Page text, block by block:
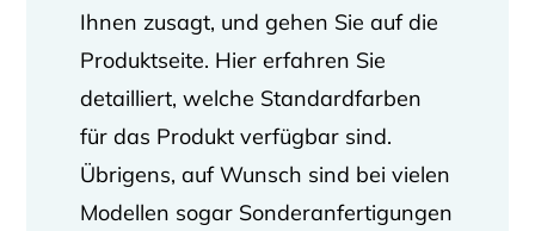
Ihnen zusagt, und gehen Sie auf die
Produktseite. Hier erfahren Sie
detailliert, welche Standardfarben
für das Produkt verfügbar sind.
Übrigens, auf Wunsch sind bei vielen
Modellen sogar Sonderanfertigungen